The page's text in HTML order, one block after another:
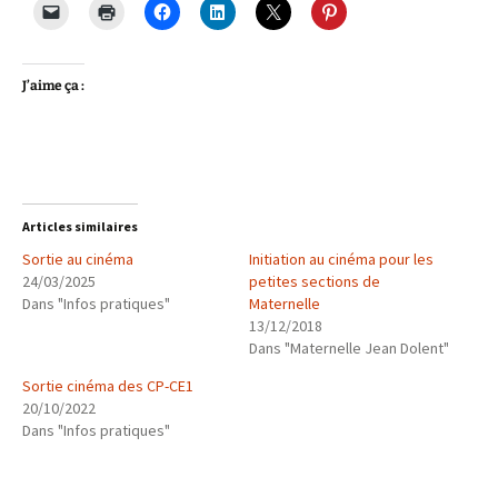
J’aime ça :
Articles similaires
Sortie au cinéma
24/03/2025
Dans "Infos pratiques"
Initiation au cinéma pour les
petites sections de
Maternelle
13/12/2018
Dans "Maternelle Jean Dolent"
Sortie cinéma des CP-CE1
20/10/2022
Dans "Infos pratiques"